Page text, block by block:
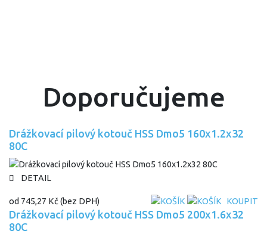
Doporučujeme
Drážkovací pilový kotouč HSS Dmo5 160x1.2x32
80C
DETAIL
od 745,27 Kč (bez DPH) KOUPIT
Drážkovací pilový kotouč HSS Dmo5 200x1.6x32
80C